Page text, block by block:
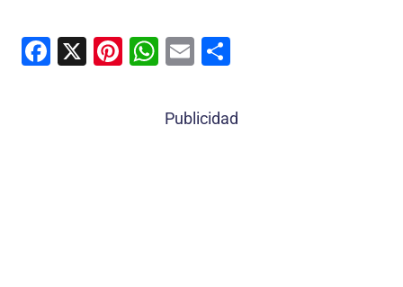
F
X
Pi W
at
E
ai m
Publicidad